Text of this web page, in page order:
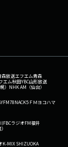
森放送エフエム青森
エム秋田YBC山形放送
） NHK AM（仙台）
NACK5 ＦＭヨコハマ
FBCラジオFM福井
K-MIX SHIZUOKA